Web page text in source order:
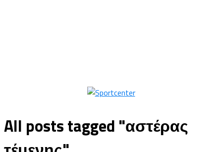
All posts tagged "αστέρας